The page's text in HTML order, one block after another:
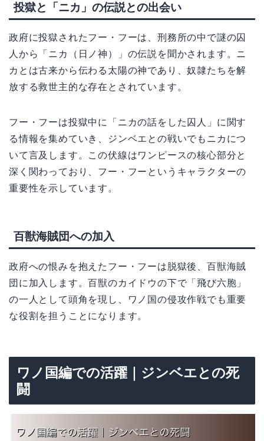
投獄と「ニカ」の伝説との出会い
政府に投獄されたフー・フーは、刑務所の中で謎の囚
人から「ニカ（日ノ神）」の伝説を聞かされます。ニ
カとは古来から伝わる太陽の神であり、奴隷たちを解
放する救世主的な存在とされています。
フー・フーは投獄中に「ニカの話をした囚人」に関す
る情報を集めていき、ジンベエとの戦いでもニカにつ
いて言及します。この伏線はワンピースの核心部分と
深く関わっており、フー・フーというキャラクターの
重要性を示しています。
百獣海賊団への加入
政府への恨みを抱えたフー・フーは脱獄後、百獣海賊
団に加入します。百獣のカイドウの下で「飛び六胞」
の一人として頭角を現し、ワノ国の侵攻作戦でも重要
な役割を担うことになります。
ワノ国編での活躍｜ジンベエとの死
闘